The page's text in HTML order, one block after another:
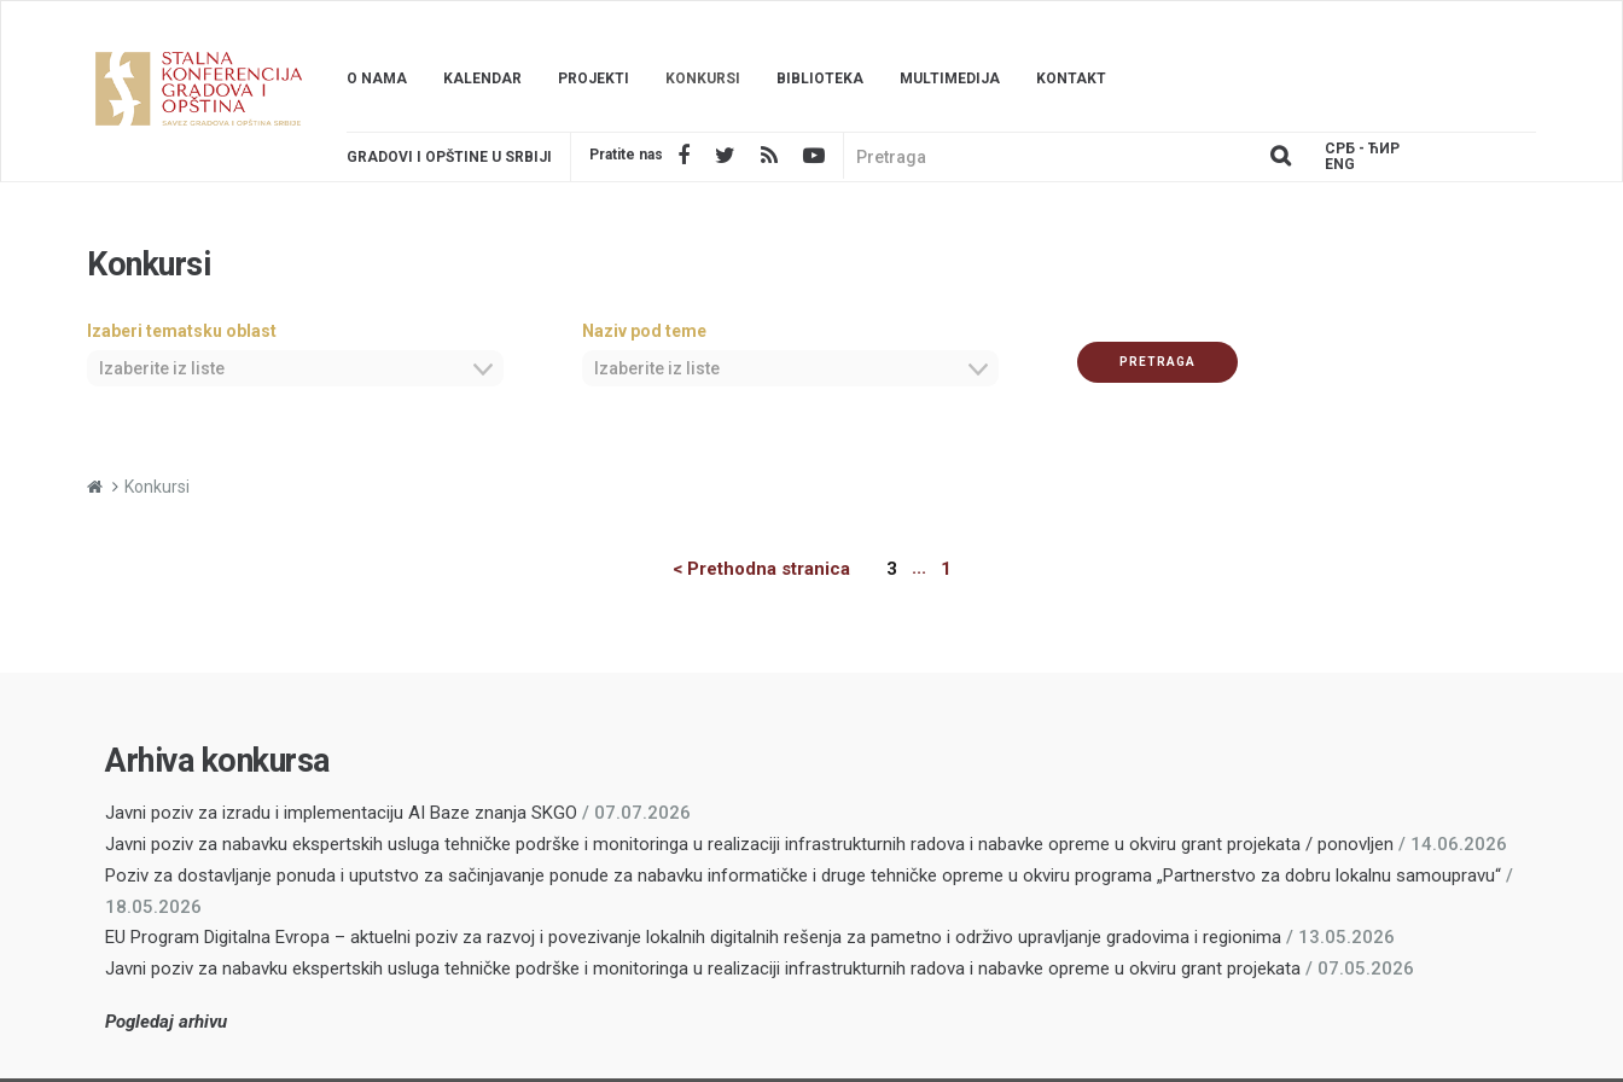
O NAMA KALENDAR PROJEKTI KONKURSI BIBLIOTEKA MULTIMEDIJA KONTAKT
GRADOVI I OPŠTINE U SRBIJI Pratite nas
СРБ - ЋИР
ENG
Konkursi
Izaberi tematsku oblast
Izaberite iz liste
Naziv pod teme
Izaberite iz liste
PRETRAGA
Konkursi
< Prethodna stranicaPrevious
3 ... 1
Arhiva konkursa
Javni poziv za izradu i implementaciju AI Baze znanja SKGO / 07.07.2026
Javni poziv za nabavku ekspertskih usluga tehničke podrške i monitoringa u realizaciji infrastrukturnih radova i nabavke opreme u okviru grant projekata / ponovljen / 14.06.2026
Poziv za dostavljanje ponuda i uputstvo za sačinjavanje ponude za nabavku informatičke i druge tehničke opreme u okviru programa „Partnerstvo za dobru lokalnu samoupravu“ /
18.05.2026
EU Program Digitalna Evropa – aktuelni poziv za razvoj i povezivanje lokalnih digitalnih rešenja za pametno i održivo upravljanje gradovima i regionima / 13.05.2026
Javni poziv za nabavku ekspertskih usluga tehničke podrške i monitoringa u realizaciji infrastrukturnih radova i nabavke opreme u okviru grant projekata / 07.05.2026
Pogledaj arhivu